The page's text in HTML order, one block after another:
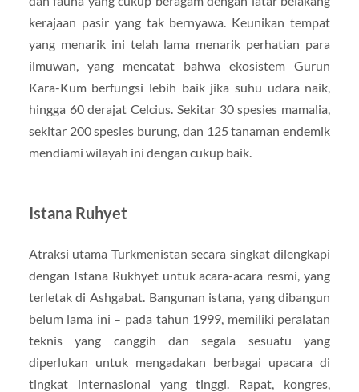
kerajaan pasir yang tak bernyawa. Keunikan tempat
yang menarik ini telah lama menarik perhatian para
ilmuwan, yang mencatat bahwa ekosistem Gurun
Kara-Kum berfungsi lebih baik jika suhu udara naik,
hingga 60 derajat Celcius. Sekitar 30 spesies mamalia,
sekitar 200 spesies burung, dan 125 tanaman endemik
mendiami wilayah ini dengan cukup baik.
Istana Ruhyet
Atraksi utama Turkmenistan secara singkat dilengkapi
dengan Istana Rukhyet untuk acara-acara resmi, yang
terletak di Ashgabat. Bangunan istana, yang dibangun
belum lama ini – pada tahun 1999, memiliki peralatan
teknis yang canggih dan segala sesuatu yang
diperlukan untuk mengadakan berbagai upacara di
tingkat internasional yang tinggi. Rapat, kongres,